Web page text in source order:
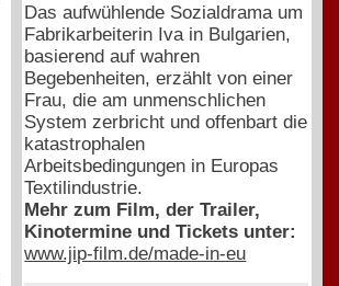
Das aufwühlende Sozialdrama um
Fabrikarbeiterin Iva in Bulgarien,
basierend auf wahren
Begebenheiten, erzählt von einer
Frau, die am unmenschlichen
System zerbricht und offenbart die
katastrophalen
Arbeitsbedingungen in Europas
Textilindustrie.
Mehr zum Film, der Trailer,
Kinotermine und Tickets unter:
www.jip-film.de/made-in-eu